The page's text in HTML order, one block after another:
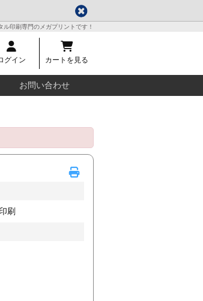
印刷専門のメガプリントです！
グイン カートを見る
お問い合わせ
刷